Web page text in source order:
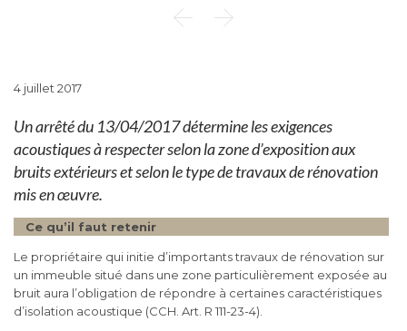
 
4 juillet 2017
Un arrêté du 13/04/2017 détermine les exigences
acoustiques à respecter selon la zone d’exposition aux
bruits extérieurs et selon le type de travaux de rénovation
mis en œuvre.
Ce qu’il faut retenir
Le propriétaire qui initie d’importants travaux de rénovation sur
un immeuble situé dans une zone particulièrement exposée au
bruit aura l’obligation de répondre à certaines caractéristiques
d’isolation acoustique (CCH. Art. R 111-23-4).